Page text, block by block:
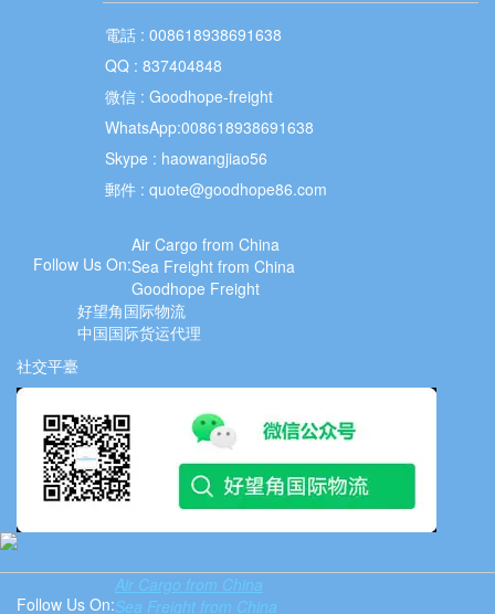
電話 : 008618938691638
QQ : 837404848
微信 : Goodhope-freight
WhatsApp:008618938691638
Skype : haowangjiao56
郵件 : quote@goodhope86.com
Follow Us On:
Air Cargo from China
Sea Freight from China
Goodhope Freight
好望角国际物流
中国国际货运代理
社交平臺
Follow Us On:
Air Cargo from China
Sea Freight from China